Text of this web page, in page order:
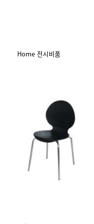
Home 전시비품